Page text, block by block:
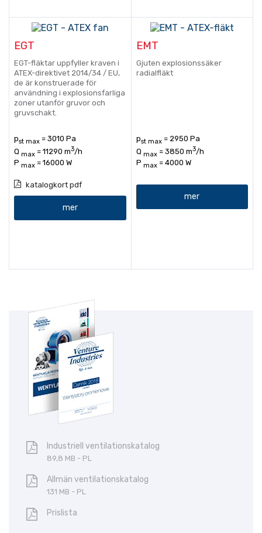
EGT
EGT-fläktar uppfyller kraven i
ATEX-direktivet 2014/34 / EU,
de är konstruerade för
användning i explosionsfarliga
zoner utanför gruvor och
gruvschakt.
pst max = 3010 Pa
Q max = 11290 m3/h
P max = 16000 W
katalogkort pdf
mer
EMT
Gjuten explosionssäker
radialfläkt
pst max= 2950 Pa
Q max= 3850 m3/h
P max= 4000 W
mer
Industriell ventilationskatalog
89,8 MB - PL
Allmän ventilationskatalog
131 MB - PL
Prislista